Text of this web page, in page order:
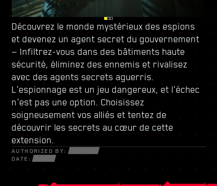
Découvrez le monde mystérieux des espions
et devenez un agent secret du gouvernement
— Infiltrez-vous dans des bâtiments haute
sécurité, éliminez des ennemis et rivalisez
avec des agents secrets aguerris.
L'espionnage est un jeu dangereux, et l'échec
n'est pas une option. Choisissez
soigneusement vos alliés et tentez de
découvrir les secrets au cœur de cette
extension.
AUTHORIZED BY:
DATE:
Surveillez vos arrières à Dogtown, une ville
parallèle en ruines contrôlée par
une milice à la gâchette facile. Ses structures
délabrées renferment des secrets et des
opportunités pour ceux qui n'ont pas peur de
se salir les mains. Au sein de ces murs,
découvrez des contrats sous haute tension et
des quêtes aux enjeux sans précédent.
Augmentez votre puissance grâce à
un nouvel arbre de compétenceset forgez-
vous un style de jeu unique — Mettez à profit
toutes les nouvelles armes et le nouveau
matériel cybernétique à votre disposition afin
de survivre dans ce monde fracturé et rempli
d'escrocs désespérés, de netrunners
mystérieux et de mercenaires sans pitié
n'ayant pour seuls objectifs que l'argent et le
pouvoir.